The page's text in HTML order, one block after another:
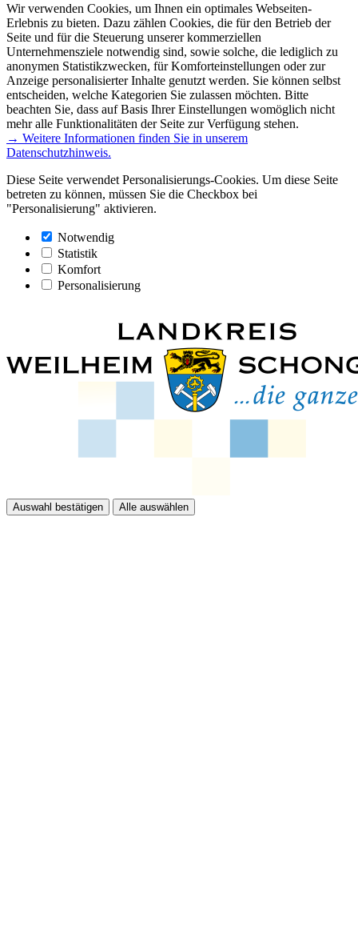
Wir verwenden Cookies, um Ihnen ein optimales Webseiten-
Erlebnis zu bieten. Dazu zählen Cookies, die für den Betrieb der
Seite und für die Steuerung unserer kommerziellen
Unternehmensziele notwendig sind, sowie solche, die lediglich zu
anonymen Statistikzwecken, für Komforteinstellungen oder zur
Anzeige personalisierter Inhalte genutzt werden. Sie können selbst
entscheiden, welche Kategorien Sie zulassen möchten. Bitte
beachten Sie, dass auf Basis Ihrer Einstellungen womöglich nicht
mehr alle Funktionalitäten der Seite zur Verfügung stehen.
→ Weitere Informationen finden Sie in unserem
Datenschutzhinweis.
Diese Seite verwendet Personalisierungs-Cookies. Um diese Seite
betreten zu können, müssen Sie die Checkbox bei
"Personalisierung" aktivieren.
Notwendig
Statistik
Komfort
Personalisierung
Auswahl bestätigen Alle auswählen